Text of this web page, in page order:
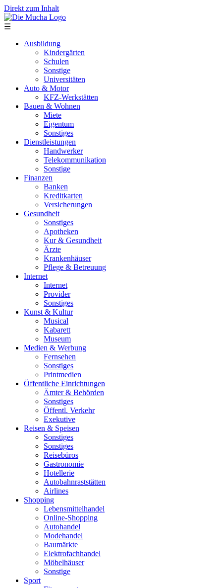
Direkt zum Inhalt
☰
Ausbildung
Kindergärten
Schulen
Sonstige
Universitäten
Auto & Motor
KFZ-Werkstätten
Bauen & Wohnen
Miete
Eigentum
Sonstiges
Dienstleistungen
Handwerker
Telekommunikation
Sonstige
Finanzen
Banken
Kreditkarten
Versicherungen
Gesundheit
Sonstiges
Apotheken
Kur & Gesundheit
Ärzte
Krankenhäuser
Pflege & Betreuung
Internet
Internet
Provider
Sonstiges
Kunst & Kultur
Musical
Kabarett
Museum
Medien & Werbung
Fernsehen
Sonstiges
Printmedien
Öffentliche Einrichtungen
Ämter & Behörden
Sonstiges
Öffentl. Verkehr
Exekutive
Reisen & Speisen
Sonstiges
Sonstiges
Reisebüros
Gastronomie
Hotellerie
Autobahnraststätten
Airlines
Shopping
Lebensmittelhandel
Online-Shopping
Autohandel
Modehandel
Baumärkte
Elektrofachhandel
Möbelhäuser
Sonstige
Sport